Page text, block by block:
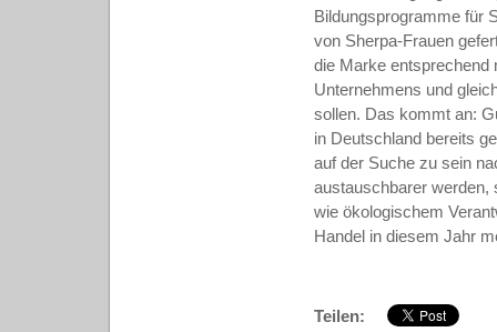
Bildungsprogramme für
von Sherpa-Frauen
die Marke entsprechend
Unternehmens und
sollen. Das kommt an:
in Deutschland bereits
auf der Suche zu sein
austauschbarer werden,
wie ökologischem
Handel in diesem Jahr
Teilen: